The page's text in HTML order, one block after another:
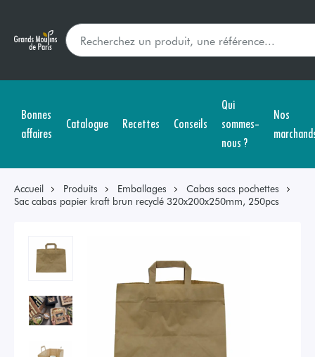
Bonnes
affaires
Catalogue Recettes Conseils
Qui
sommes-
nous ?
Nos
Accueil Produits Emballages
Cabas sacs pochettes
Sac cabas papier kraft brun recyclé 320x200x250mm, 250pcs